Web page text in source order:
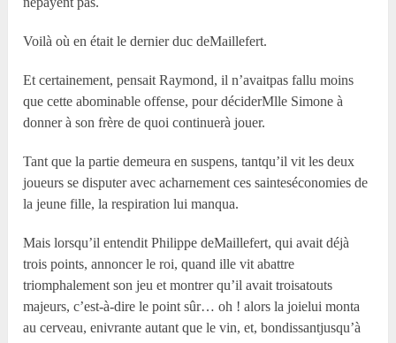
Voilà où en était le dernier duc deMaillefert.
Et certainement, pensait Raymond, il n’avaitpas fallu moins
que cette abominable offense, pour déciderMlle Simone à
donner à son frère de quoi continuerà jouer.
Tant que la partie demeura en suspens, tantqu’il vit les deux
joueurs se disputer avec acharnement ces sainteséconomies de
la jeune fille, la respiration lui manqua.
Mais lorsqu’il entendit Philippe deMaillefert, qui avait déjà
trois points, annoncer le roi, quand ille vit abattre
triomphalement son jeu et montrer qu’il avait troisatouts
majeurs, c’est-à-dire le point sûr… oh ! alors la joielui monta
au cerveau, enivrante autant que le vin, et, bondissantjusqu’à